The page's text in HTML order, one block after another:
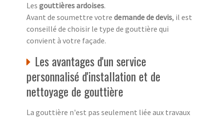
Les gouttières ardoises.
Avant de soumettre votre demande de devis, il est
conseillé de choisir le type de gouttière qui
convient à votre façade.
Les avantages d'un service
personnalisé d'installation et de
nettoyage de gouttière
La gouttière n'est pas seulement liée aux travaux